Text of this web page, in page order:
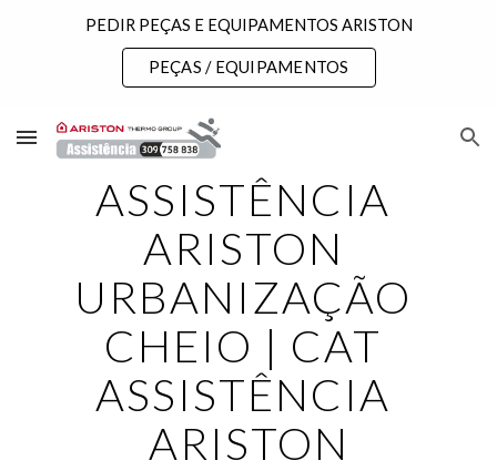
Skip to main content
PEDIR PEÇAS E EQUIPAMENTOS ARISTON
PEÇAS / EQUIPAMENTOS
ASSISTÊNCIA
ARISTON
URBANIZAÇÃO
CHEIO | CAT
ASSISTÊNCIA
ARISTON